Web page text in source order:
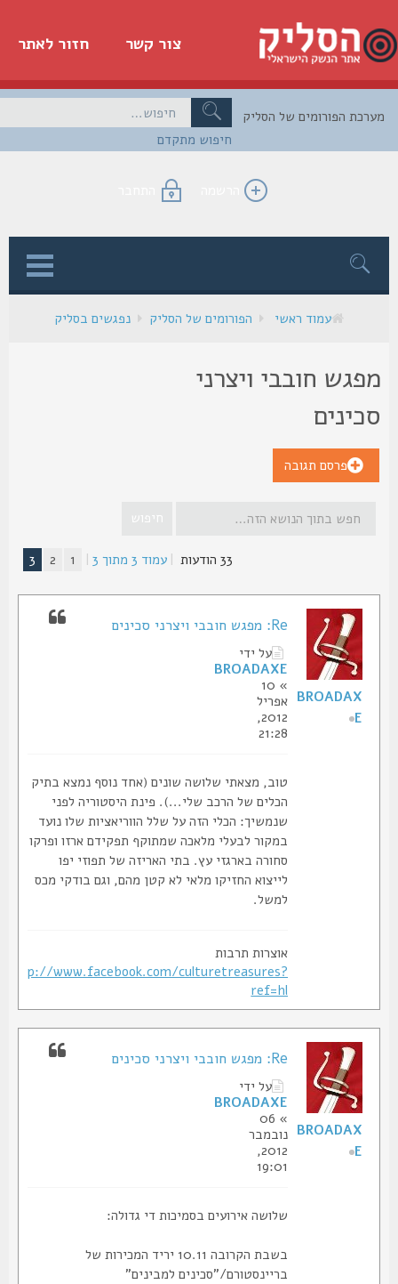
חזור לאתר צור קשר
חיפוש מתקדם
הפורומים של הסליק
הרשמה התחבר
עמוד ראשי הפורומים של הסליק נפגשים בסליק
חובבי ויצרני
פרסם תגובה
|עמוד3מתוך3
|
1
על ידי
BROADAXE
אפריל
2012,
21:28
טוב, מצאתי שלושה שונים (אחד נוסף נמצא בתיק
הכלים של הרכב שלי...). פינת היסטוריה לפני
שנמשיך: הכלי הזה על שלל הווריאציות שלו נועד
במקור לבעלי מלאכה שמתוקף תפקידם ארזו ופרקו
סחורה בארגזי עץ. בתי האריזה של תפוזי יפו
לייצוא החזיקו מלאי לא קטן מהם, וגם בודקי מכס
למשל.
אוצרות תרבות
http://www.facebook.com/culturetreasures?
ref=hl
BROADAX
על ידי
BROADAXE
» 06
נובמבר
2012,
19:01
שלושה אירועים בסמיכות די גדולה:
בשבת הקרובה 10.11 יריד המכירות של
בריינסטורם/"סכינים למבינים"
BROADAX